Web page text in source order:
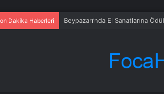
Dakika Haberleri Beypazarı’nda El Sanatlarına Ödül